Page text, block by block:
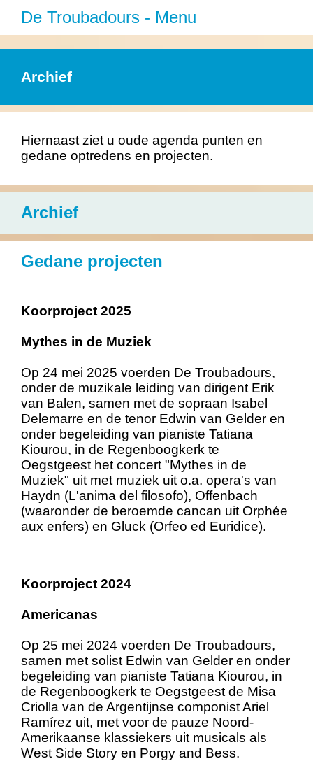
De Troubadours - Menu
Home
Nieuws
Galerij
Contact
Archief
Hiernaast ziet u oude agenda punten en
gedane optredens en projecten.
Archief
Gedane projecten
Koorproject 2025
Mythes in de Muziek
Op 24 mei 2025 voerden De Troubadours,
onder de muzikale leiding van dirigent Erik
van Balen, samen met de sopraan Isabel
Delemarre en de tenor Edwin van Gelder en
onder begeleiding van pianiste Tatiana
Kiourou, in de Regenboogkerk te
Oegstgeest het concert "Mythes in de
Muziek" uit met muziek uit o.a. opera's van
Haydn (L'anima del filosofo), Offenbach
(waaronder de beroemde cancan uit Orphée
aux enfers) en Gluck (Orfeo ed Euridice).
Koorproject 2024
Americanas
Op 25 mei 2024 voerden De Troubadours,
samen met solist Edwin van Gelder en onder
begeleiding van pianiste Tatiana Kiourou, in
de Regenboogkerk te Oegstgeest de Misa
Criolla van de Argentijnse componist Ariel
Ramírez uit, met voor de pauze Noord-
Amerikaanse klassiekers uit musicals als
West Side Story en Porgy and Bess.